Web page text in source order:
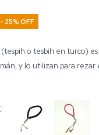
25
(tespih o tesbih en turco)
y lo utilizan para